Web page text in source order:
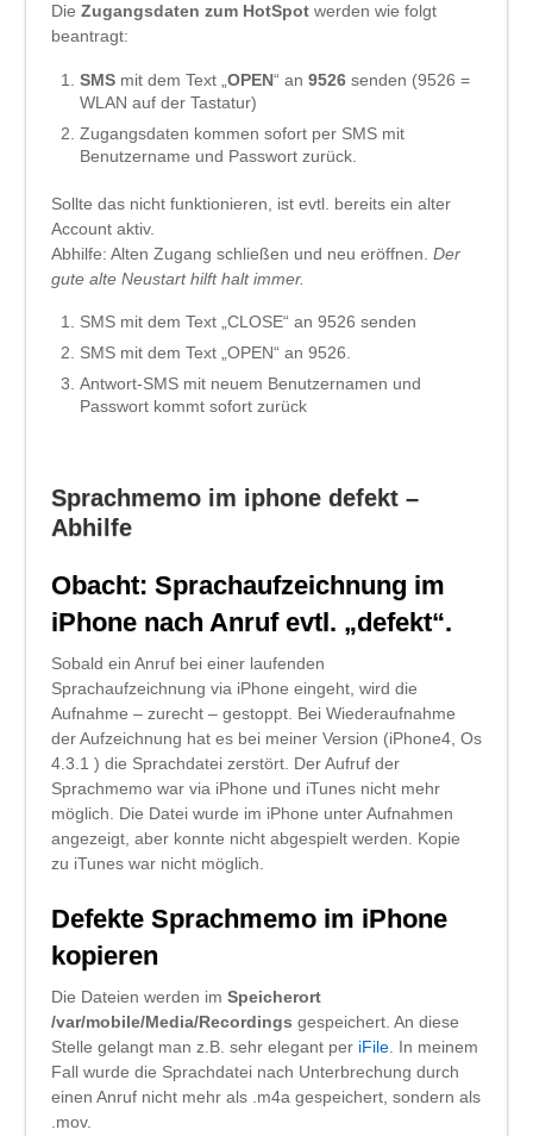
Die Zugangsdaten zum HotSpotwerden wie folgt
beantragt:
SMSmit dem Text „ OPEN“ an 9526senden (9526 =
WLAN auf der Tastatur)
Zugangsdaten kommen sofort per SMS mit
Benutzername und Passwort zurück.
Sollte das nicht funktionieren, ist evtl. bereits ein alter
Account aktiv.
Abhilfe: Alten Zugang schließen und neu eröffnen. Der
gute alte Neustart hilft halt immer.
SMS mit dem Text „CLOSE“ an 9526 senden
SMS mit dem Text „OPEN“ an 9526.
Antwort-SMS mit neuem Benutzernamen und
Passwort kommt sofort zurück
Sprachmemo im iphone defekt –
Abhilfe
Obacht: Sprachaufzeichnung im
iPhone nach Anruf evtl. „defekt“.
Sobald ein Anruf bei einer laufenden
Sprachaufzeichnung via iPhone eingeht, wird die
Aufnahme – zurecht – gestoppt. Bei Wiederaufnahme
der Aufzeichnung hat es bei meiner Version (iPhone4, Os
4.3.1 ) die Sprachdatei zerstört. Der Aufruf der
Sprachmemo war via iPhone und iTunes nicht mehr
möglich. Die Datei wurde im iPhone unter Aufnahmen
angezeigt, aber konnte nicht abgespielt werden. Kopie
zu iTunes war nicht möglich.
Defekte Sprachmemo im iPhone
kopieren
Die Dateien werden im Speicherort
/var/mobile/Media/Recordings gespeichert. An diese
Stelle gelangt man z.B. sehr elegant per iFile. In meinem
Fall wurde die Sprachdatei nach Unterbrechung durch
einen Anruf nicht mehr als .m4a gespeichert, sondern als
.mov.